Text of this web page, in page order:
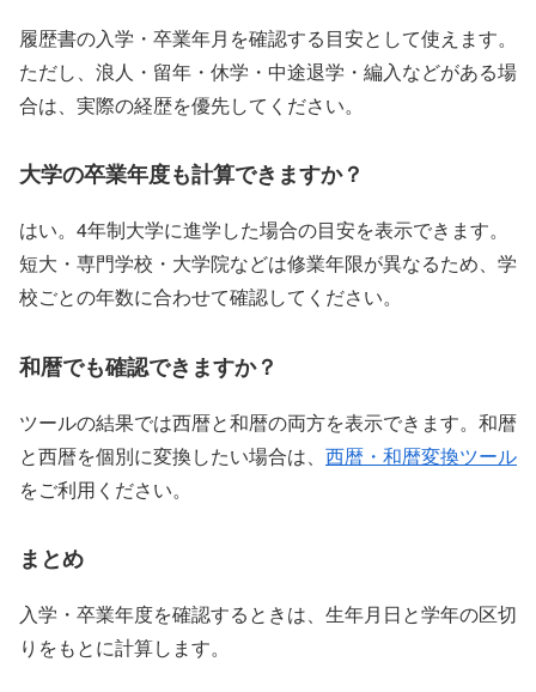
履歴書の入学・卒業年月を確認する目安として使えます。
ただし、浪人・留年・休学・中途退学・編入などがある場
合は、実際の経歴を優先してください。
大学の卒業年度も計算できますか？
はい。4年制大学に進学した場合の目安を表示できます。
短大・専門学校・大学院などは修業年限が異なるため、学
校ごとの年数に合わせて確認してください。
和暦でも確認できますか？
ツールの結果では西暦と和暦の両方を表示できます。和暦
と西暦を個別に変換したい場合は、 西暦・和暦変換ツール
をご利用ください。
まとめ
入学・卒業年度を確認するときは、生年月日と学年の区切
りをもとに計算します。